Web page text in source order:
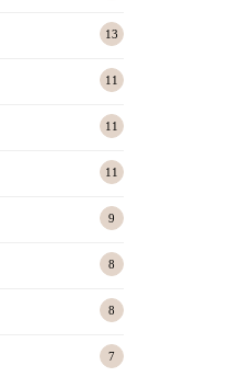
13
11
11
11
9
8
8
7